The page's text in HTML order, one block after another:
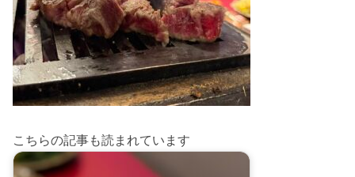
こちらの記事も読まれています